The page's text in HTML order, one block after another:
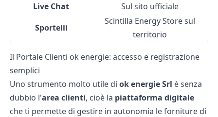
Live Chat
Sul sito ufficiale
Sportelli
Scintilla Energy Store sul
territorio
Il Portale Clienti ok energie: accesso e registrazione
semplici
Uno strumento molto utile di ok energie Srl è senza
dubbio l'area clienti, cioè la piattaforma digitale
che ti permette di gestire in autonomia le forniture di